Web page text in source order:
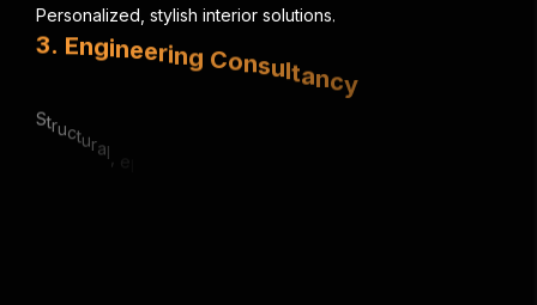
Personalized stylish interior solutions.
3. Engineerin C
l & e ch ani cal exper
Urba